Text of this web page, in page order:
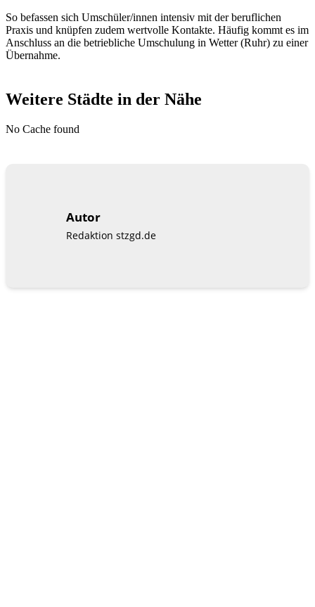
So befassen sich Umschüler/innen intensiv mit der beruflichen
Praxis und knüpfen zudem wertvolle Kontakte. Häufig kommt es im
Anschluss an die betriebliche Umschulung in Wetter (Ruhr) zu einer
Übernahme.
Weitere Städte in der Nähe
No Cache found
Autor
Redaktion stzgd.de